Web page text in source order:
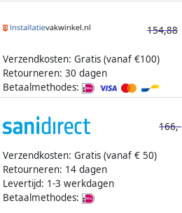
Verzendkosten: Gratis (vanaf €100)
Retourneren: 30 dagen
Betaalmethodes:
154,88
Verzendkosten: Gratis (vanaf € 50)
Retourneren: 14 dagen
Levertijd: 1-3 werkdagen
Betaalmethodes:
166,-